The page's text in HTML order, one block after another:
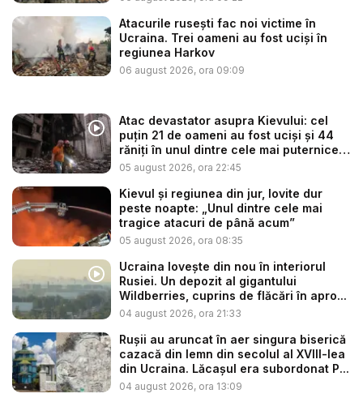
Atacurile rusești fac noi victime în
Ucraina. Trei oameni au fost uciși în
regiunea Harkov
06 august 2026, ora 09:09
Atac devastator asupra Kievului: cel
puțin 21 de oameni au fost uciși și 44
răniți în unul dintre cele mai puternice
...
05 august 2026, ora 22:45
Kievul și regiunea din jur, lovite dur
peste noapte: „Unul dintre cele mai
tragice atacuri de până acum”
05 august 2026, ora 08:35
Ucraina lovește din nou în interiorul
Rusiei. Un depozit al gigantului
Wildberries, cuprins de flăcări în apro...
04 august 2026, ora 21:33
Rușii au aruncat în aer singura biserică
cazacă din lemn din secolul al XVIII-lea
din Ucraina. Lăcașul era subordonat P...
04 august 2026, ora 13:09